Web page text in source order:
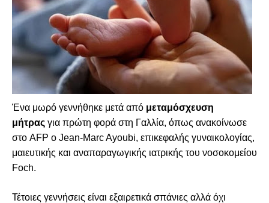
Ένα μωρό γεννήθηκε μετά από μεταμόσχευση
μήτρας για πρώτη φορά στη Γαλλία, όπως ανακοίνωσε
στο AFP ο Jean-Marc Ayoubi, επικεφαλής γυναικολογίας,
μαιευτικής και αναπαραγωγικής ιατρικής του νοσοκομείου
Foch.
Τέτοιες γεννήσεις είναι εξαιρετικά σπάνιες αλλά όχι